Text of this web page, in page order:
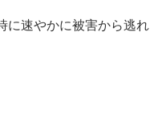
に速やかに被害から逃れ